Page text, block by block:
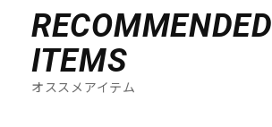
RECOMMENDED
ITEMS
オススメアイテム